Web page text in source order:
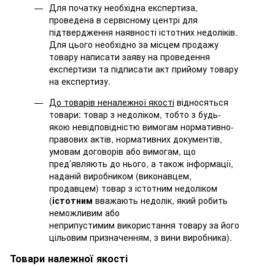
Для початку необхідна експертиза,
проведена в сервісному центрі для
підтвердження наявності істотних недоліків.
Для цього необхідно за місцем продажу
товару написати заяву на проведення
експертизи та підписати акт прийому товару
на експертизу.
До товарів неналежної якості відносяться
товари: товар з недоліком, тобто з будь-
якою невідповідністю вимогам нормативно-
правових актів, нормативних документів,
умовам договорів або вимогам, що
пред’являють до нього, а також інформації,
наданій виробником (виконавцем,
продавцем) товар з істотним недоліком
(істотним вважають недолік, який робить
неможливим або
неприпустимим використання товару за його
цільовим призначенням, з вини виробника).
Товари належної якості